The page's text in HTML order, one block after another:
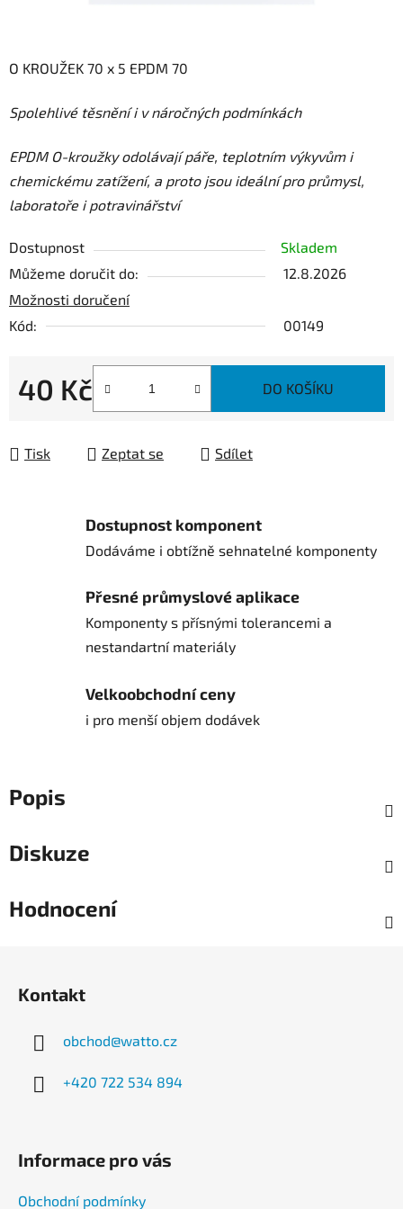
O KROUŽEK 70 x 5 EPDM 70
Spolehlivé těsnění i v náročných podmínkách
EPDM O-kroužky odolávají páře, teplotním výkyvům i
chemickému zatížení, a proto jsou ideální pro průmysl,
laboratoře i potravinářství
Dostupnost
Skladem
Můžeme doručit do:
12.8.2026
Možnosti doručení
Kód:
00149
40 Kč
Měrná cena:
DO KOŠÍKU
Tisk Zeptat se Sdílet
Dostupnost komponent
Dodáváme i obtížně sehnatelné komponenty
Přesné průmyslové aplikace
Komponenty s přísnými tolerancemi a
nestandartní materiály
Velkoobchodní ceny
i pro menší objem dodávek
Popis
Diskuze
Hodnocení
Kontakt
obchod@watto.cz
+420 722 534 894
Informace pro vás
Obchodní podmínky